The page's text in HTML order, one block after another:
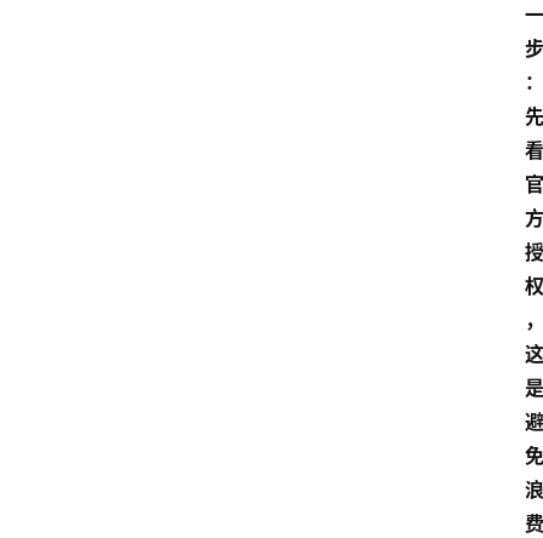
一
步
：
先
看
官
方
授
权
，
这
是
避
免
浪
费